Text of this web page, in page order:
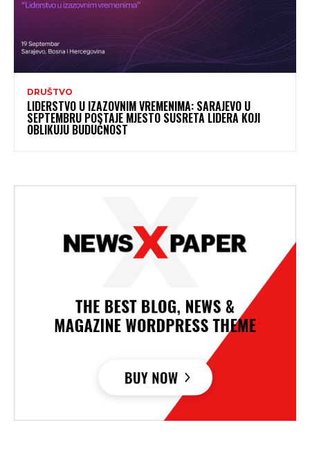
DRUŠTVO
LIDERSTVO U IZAZOVNIM VREMENIMA: SARAJEVO U
SEPTEMBRU POSTAJE MJESTO SUSRETA LIDERA KOJI
OBLIKUJU BUDUĆNOST